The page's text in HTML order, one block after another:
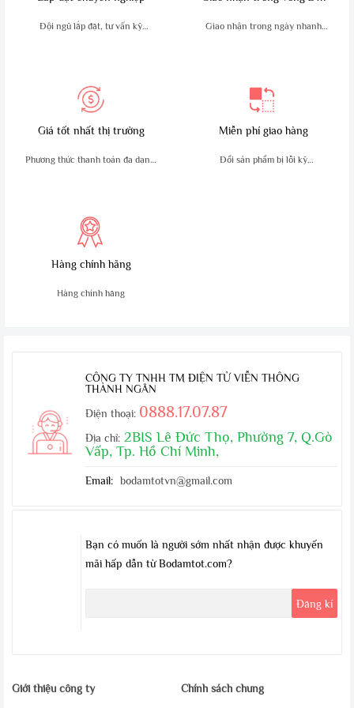
500MWĐội ngũ lắp đặt, tư vấn kỹ
Giao nhận trong ngày nhanh
Giá tốt nhất thị trường
Phương thức thanh toán đa dạng,
Miễn phí giao hàng
Đổi sản phẩm bị lỗi kỹ
Hàng chính hãng
Hàng chính hãng
CÔNG TY TNHH TM ĐIỆN TỬ VIỄN THÔNG
THÀNH NGÂN
Điện thoại: 0888.17.07.87
Địa chỉ: 2BIS Lê Đức Thọ, Phường 7, Q.Gò
Vấp, Tp. Hồ Chí Minh,
Email: bodamtotvn@gmail.com
Bạn có muốn là người sớm nhất nhận được khuyến
mãi hấp dẫn từ Bodamtot.com?
Giới thiệu công ty
Chính sách chung